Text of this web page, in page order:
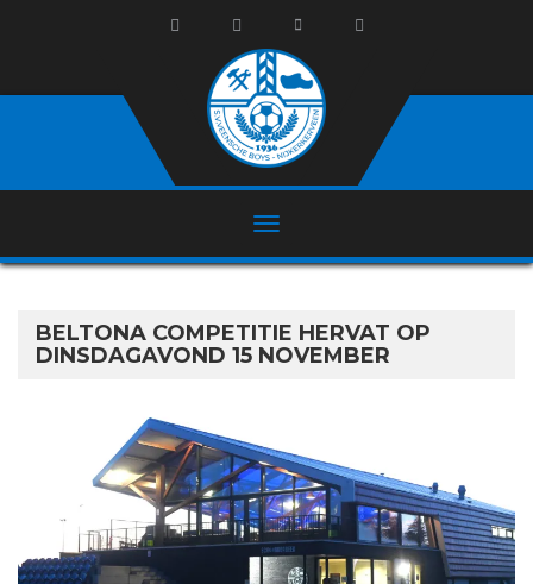
BELTONA COMPETITIE HERVAT OP
DINSDAGAVOND 15 NOVEMBER